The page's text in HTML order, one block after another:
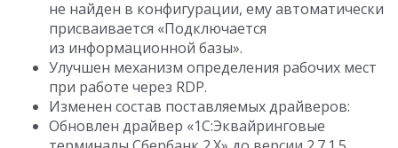
не найден в конфигурации, ему автоматически
присваивается «Подключается
из информационной базы».
Улучшен механизм определения рабочих мест
при работе через RDP.
Изменен состав поставляемых драйверов:
Обновлен драйвер «1С:Эквайринговые